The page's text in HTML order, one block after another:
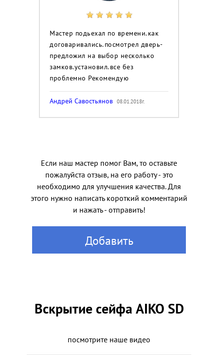
Мастер подьехал по времени.как
договаривались.посмотрел дверь-
предложил на выбор несколько
замков.установил.все без
проблемно Рекомендую
Андрей Савостьянов 08.01.2018г.
Если наш мастер помог Вам, то оставьте
пожалуйста отзыв, на его работу - это
необходимо для улучшения качества. Для
этого нужно написать короткий комментарий
и нажать - отправить!
Добавить
Вскрытие сейфа AIKO SD
посмотрите наше видео